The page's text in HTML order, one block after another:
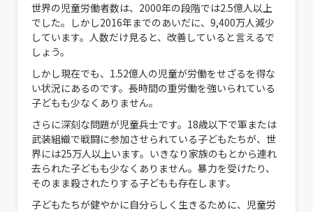
世界の児童労働者数は、2000年の段階では2.5億人以上
でした。しかし2016年までのあいだに、9,400万人減少
しています。人数だけ見ると、改善していると言えるで
しょう。
しかし現在でも、1.52億人の児童が労働をせざるを得な
い状況にあるのです。長時間の重労働を強いられている
子どもも少なくありません。
さらに深刻な問題が児童兵士です。18歳以下で軍または
武装組織で戦闘に参加させられている子どもたちが、世
界には25万人以上います。いきなり家族のもとから連れ
去られた子どもも少なくありません。暴力を受けたり、
そのまま殺されたりする子どもも存在します。
子どもたちが健やかに自分らしく生きるために、児童労